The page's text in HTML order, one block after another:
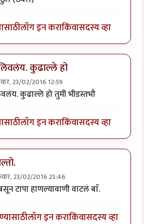
लॉग इन कराकिंवासदस्य व्हा
कुढाल्ले हो
23/02/2016 12:59
कुढाल्ले हो तुमी भीडस्तभौ
लॉग इन कराकिंवासदस्य व्हा
23/02/2016 23:46
लई काहार लिवलंय. कुढाल्ले होby
टापा हाणल्यावाणी वाटलं बाॅ.
लॉग इन कराकिंवासदस्य व्हा